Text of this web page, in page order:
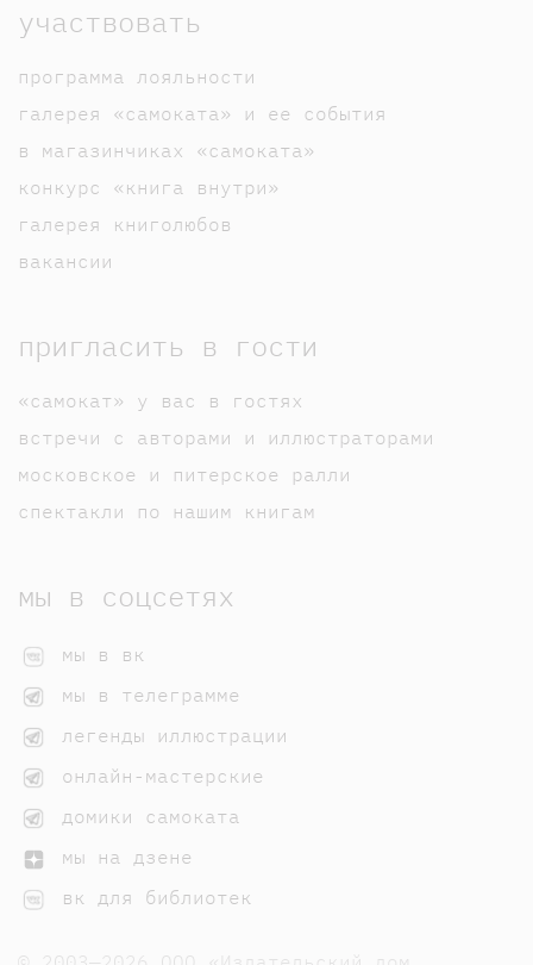
участвовать
программа лояльности
галерея «самоката» и ее события
в магазинчиках «самоката»
конкурс «книга внутри»
галерея книголюбов
вакансии
пригласить в гости
«самокат» у вас в гостях
встречи с авторами и иллюстраторами
московское и питерское ралли
спектакли по нашим книгам
мы в соцсетях
мы в вк
мы в телеграмме
легенды иллюстрации
онлайн-мастерские
домики самоката
мы на дзене
вк для библиотек